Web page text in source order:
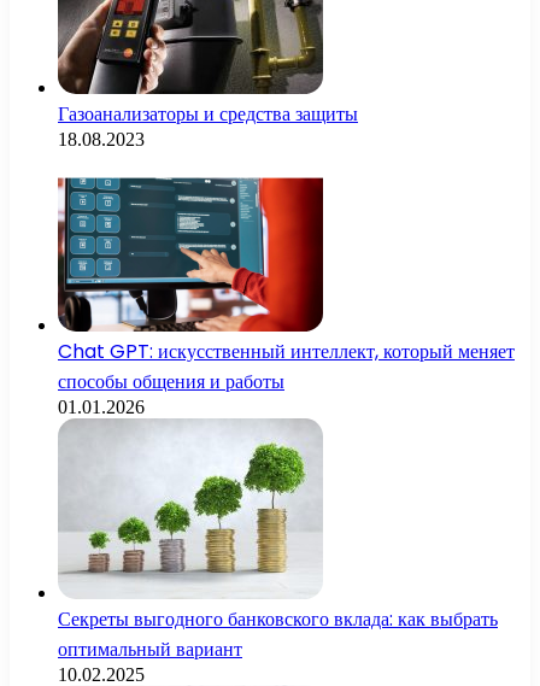
Газоанализаторы и средства защиты
18.08.2023
Chat GPT: искусственный интеллект, который меняет
способы общения и работы
01.01.2026
Секреты выгодного банковского вклада: как выбрать
оптимальный вариант
10.02.2025